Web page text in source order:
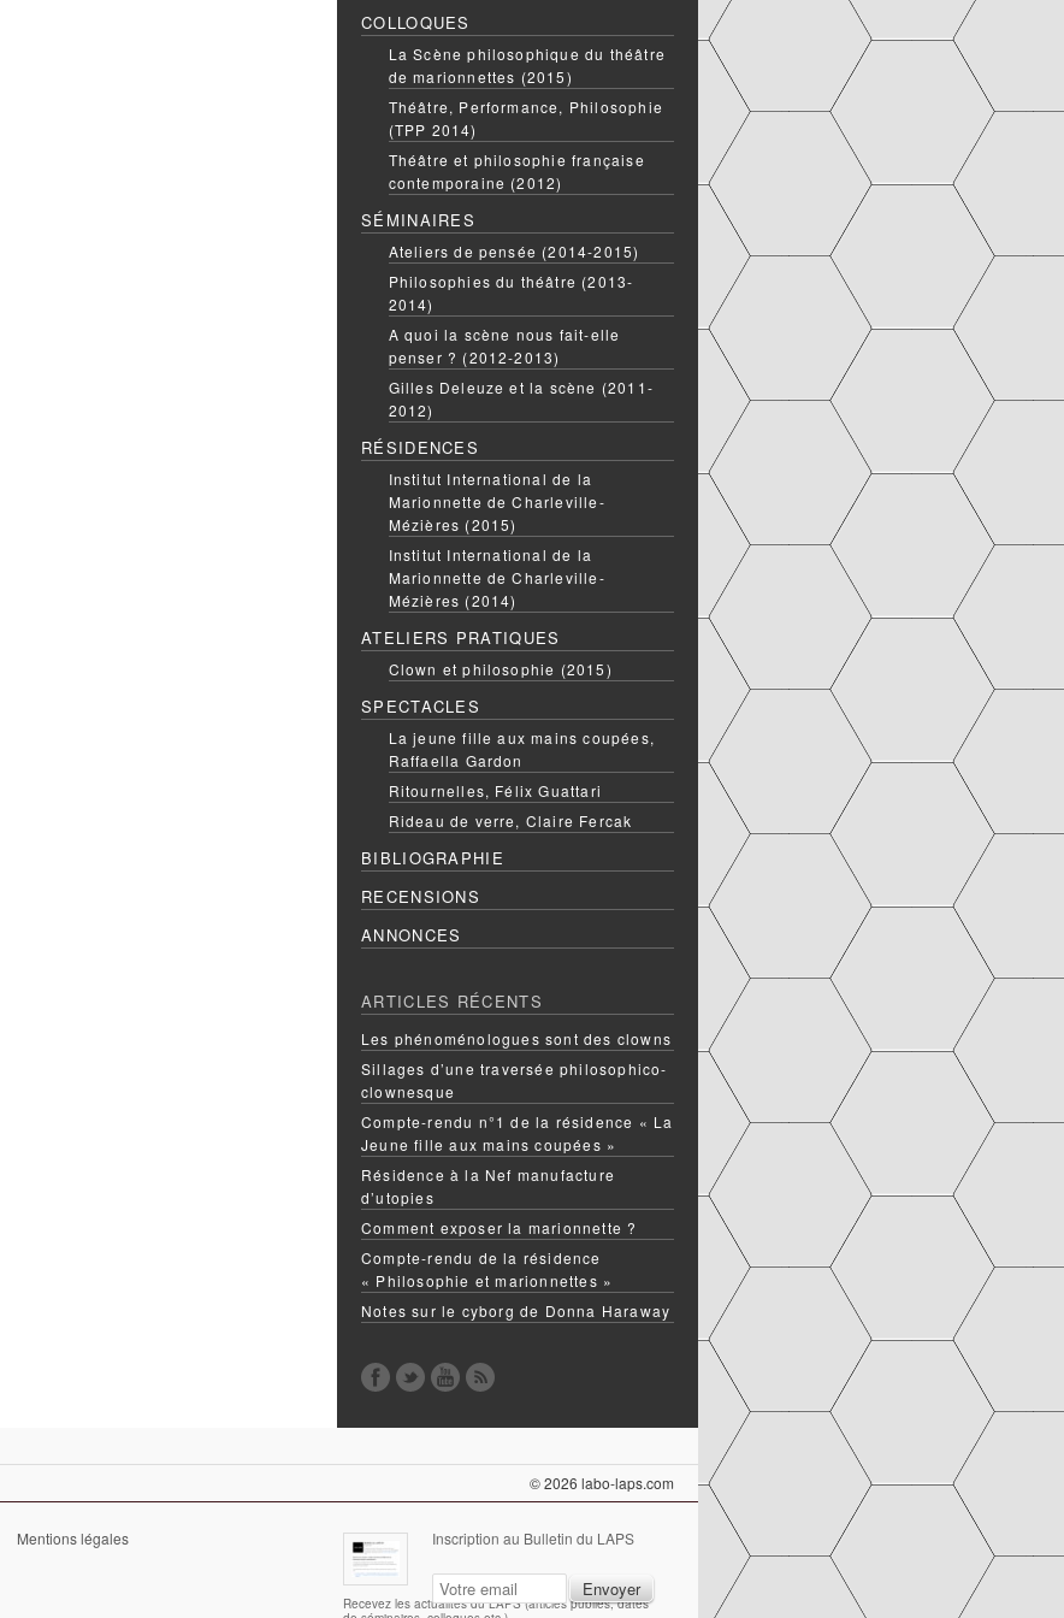
COLLOQUES
La Scène philosophique du théâtre
de marionnettes (2015)
Théâtre, Performance, Philosophie
(TPP 2014)
Théâtre et philosophie française
contemporaine (2012)
SÉMINAIRES
Ateliers de pensée (2014-2015)
Philosophies du théâtre (2013-
2014)
A quoi la scène nous fait-elle
penser ? (2012-2013)
Gilles Deleuze et la scène (2011-
2012)
RÉSIDENCES
Institut International de la
Marionnette de Charleville-
Mézières (2015)
Institut International de la
Marionnette de Charleville-
Mézières (2014)
ATELIERS PRATIQUES
Clown et philosophie (2015)
SPECTACLES
La jeune fille aux mains coupées,
Raffaella Gardon
Ritournelles, Félix Guattari
Rideau de verre, Claire Fercak
BIBLIOGRAPHIE
RECENSIONS
ANNONCES
ARTICLES RÉCENTS
Les phénoménologues sont des clowns
Sillages d’une traversée philosophico-
clownesque
Compte-rendu n°1 de la résidence « La
Jeune fille aux mains coupées »
Résidence à la Nef manufacture
d’utopies
Comment exposer la marionnette ?
Compte-rendu de la résidence
« Philosophie et marionnettes »
Notes sur le cyborg de Donna Haraway
© 2026 labo-laps.com
Mentions légales Inscription au Bulletin du LAPS
Recevez les actualités du LAPS (articles publiés, dates